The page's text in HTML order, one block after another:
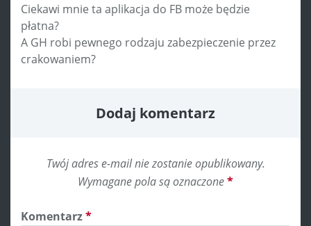
Ciekawi mnie ta aplikacja do FB może będzie
płatna?
A GH robi pewnego rodzaju zabezpieczenie przez
crakowaniem?
Dodaj komentarz
Twój adres e-mail nie zostanie opublikowany.
Wymagane pola są oznaczone*
Komentarz*